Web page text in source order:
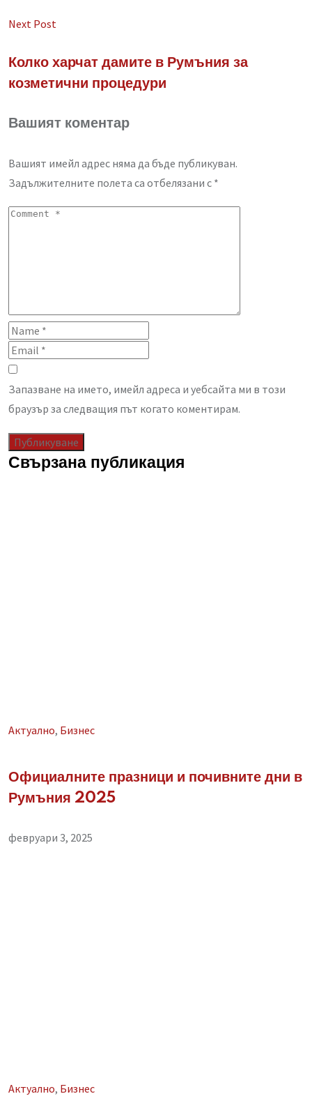
Next Post
Колко харчат дамите в Румъния за
козметични процедури
Вашият коментар
Вашият имейл адрес няма да бъде публикуван.
Задължителните полета са отбелязани с *
Запазване на името, имейл адреса и уебсайта ми в този
браузър за следващия път когато коментирам.
Свързана публикация
Aктуално, Бизнес
Официалните празници и почивните дни в
Румъния 2025
февруари 3, 2025
Aктуално, Бизнес